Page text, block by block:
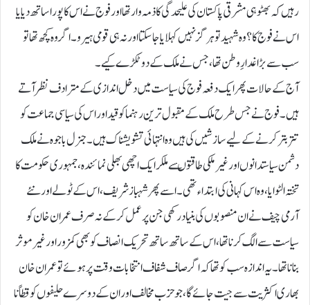
رہیں کہ بھٹو ہی مشرقی پاکستان کی علیحدگی کا ذمہ وار تھا اور فوج نے اس کا پورا ساتھ دیا یا
اس نے فوج کا؟وہ شہید تو ہر گز نہیں کہلایا جا سکتا اور نہ ہی قومی ہیرو۔اگر وہ کچھ تھا تو
سب سے بڑا غدارِ وطن تھا،جس نے ملک کے دو ٹکڑے کیے۔
آج کے حالات پھر ایک دفعہ فوج کی سیاست میں دخل اندازی کے مترادف نظر آتے
ہیں۔ فوج نے جس طرح ملک کے مقبول ترین رہنما کو قیداور اس کی سیاسی جماعت کو
تتر بتر کرنے کے لیے سازشیں کی ہیں وہ انتہائی تشویشناک ہیں۔جنرل باجوہ نے ملک
دشمن سیاستدانوں اور غیر ملکی طاقتوںسے ملکرایک اچھی بھلی نمائندہ، جمہوری حکومت کا
تختہ الٹوایا، وہ اس کہانی کی ابتداء تھی۔اسے پھر شہباز شریف ، اس کے ٹولے اور نئے
آرمی چیف نے ان منصوبوں کی بنیاد رکھی جن پر عمل کر کے نہ صرف عمران خان کو
سیاست سے الگ کرنا تھا، اس کے ساتھ ساتھ تحریک انصاف کو بھی کمزور اور غیر موثر
بنانا تھا۔یہ اندازہ سب کو تھا کہ اگر صاف شفاف انتخابات وقت پر ہوئے تو عمران خان
بھاری اکثریت سے جیت جائے گا، جو حزب مخالف اور ان کے دوسرے حلیفوں کو قطاً نا